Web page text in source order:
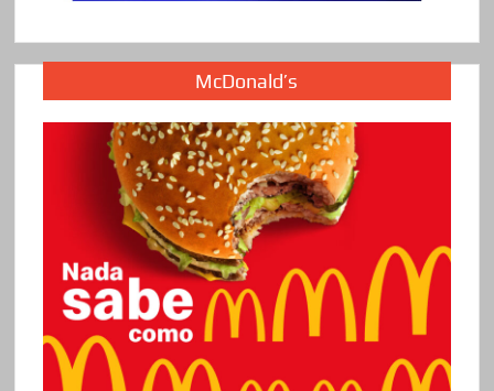
McDonald’s